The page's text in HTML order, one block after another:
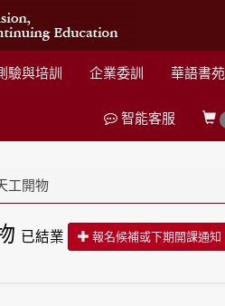
驗與培訓 企業委訓 華語書苑
智能客服
工開物
已結業 報名候補或下期開課通知